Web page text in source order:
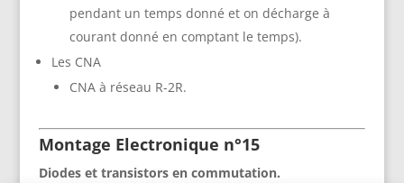
pendant un temps donné et on décharge à
courant donné en comptant le temps).
Les CNA
CNA à réseau R-2R.
Montage Electronique n°15
Diodes et transistors en commutation.